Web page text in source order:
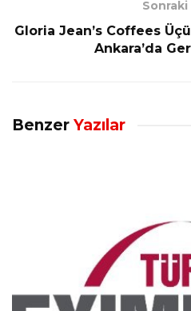
Sonraki
Gloria Jean’s Coffees
Ankara’da
Benzer Yazılar